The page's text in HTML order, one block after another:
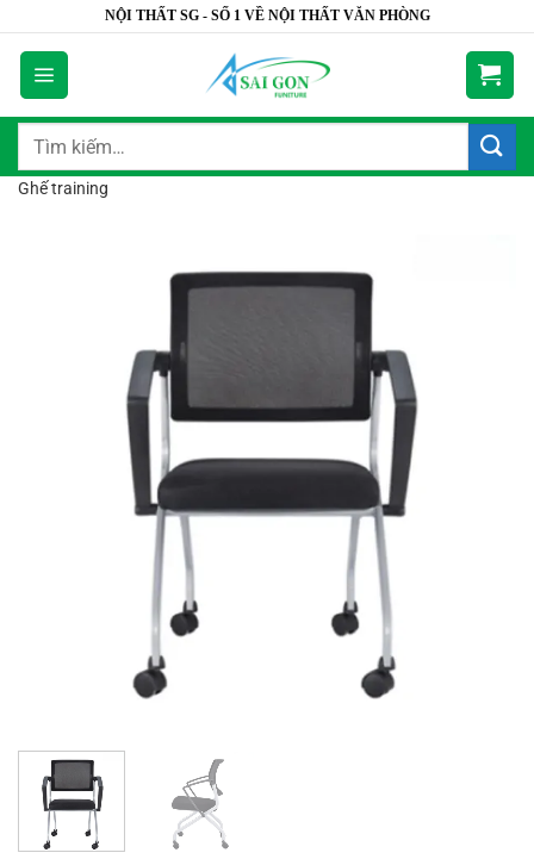
dung
NỘI THẤT SG - SỐ 1 VỀ NỘI THẤT VĂN PHÒNG
Tìm
Ghế training